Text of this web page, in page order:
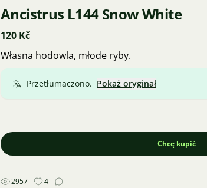
Ancistrus L144 Snow White
120 Kč
Własna hodowla, młode ryby.
Przetłumaczono. Pokaż oryginał
Chcę kupić
2957 4